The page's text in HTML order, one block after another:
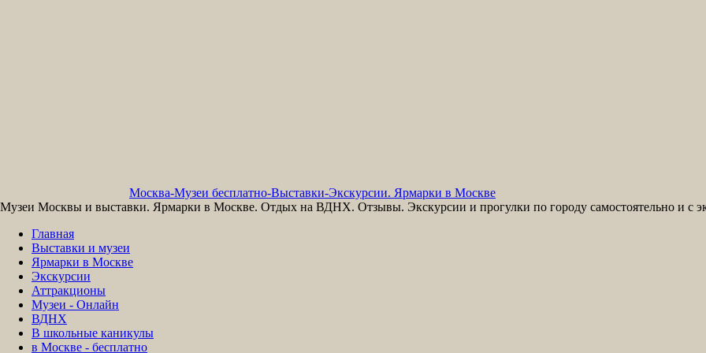
Москва-Музеи бесплатно-Выставки-Экскурсии. Ярмарки в Москве
Музеи Москвы и выставки. Ярмарки в Москве. Отдых на ВДНХ. Отзывы. Экскурсии и прогулки по городу самостоятельно и с
Главная
Выставки и музеи
Ярмарки в Москве
Экскурсии
Аттракционы
Музеи - Онлайн
ВДНХ
В школьные каникулы
в Москве - бесплатно